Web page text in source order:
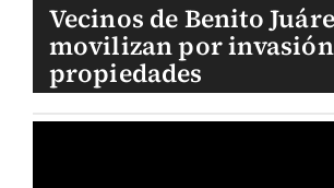
Vecinos de Benito
movilizan por
propiedades